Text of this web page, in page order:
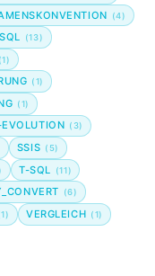
(4)
(13)
(1)
(1)
(1)
(3)
SSIS (5)
T-SQL (11)
(6)
VERGLEICH (1)